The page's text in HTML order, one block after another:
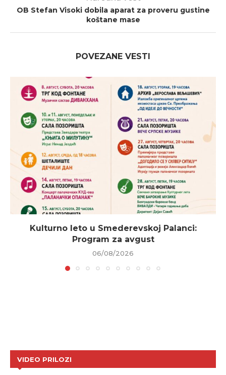
OB Stefan Visoki dobila aparat za proveru gustine
koštane mase
POVEZANE VESTI
Kulturno leto u Smederevskoj Palanci:
Program za avgust
06/08/2026
VIDEO PRILOZI